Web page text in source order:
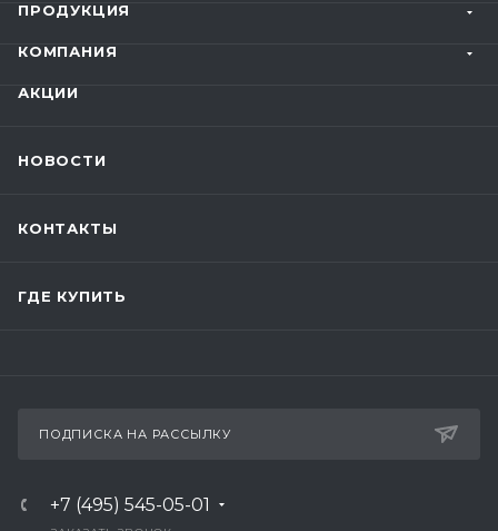
ПРОДУКЦИЯ
КОМПАНИЯ
АКЦИИ
НОВОСТИ
КОНТАКТЫ
ГДЕ КУПИТЬ
ПОДПИСКА НА РАССЫЛКУ
+7 (495) 545-05-01